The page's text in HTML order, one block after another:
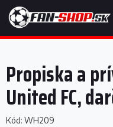
Prejsť
obsah
Propiska a
United FC,
Kód: WH209